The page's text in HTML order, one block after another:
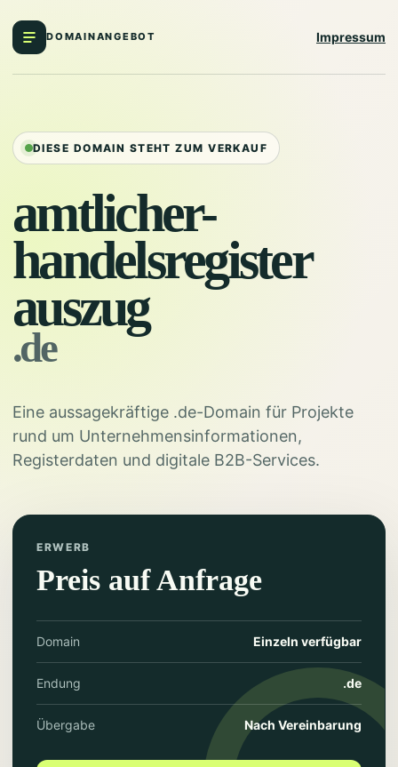
DOMAINANGEBOT Impressum
DIESE DOMAIN STEHT ZUM VERKAUF
amtlicher-
handelsregister
auszug
.de
Eine aussagekräftige .de-Domain für Projekte
rund um Unternehmensinformationen,
Registerdaten und digitale B2B-Services.
ERWERB
Preis auf Anfrage
Domain Einzeln verfügbar
Endung .de
Übergabe Nach Vereinbarung